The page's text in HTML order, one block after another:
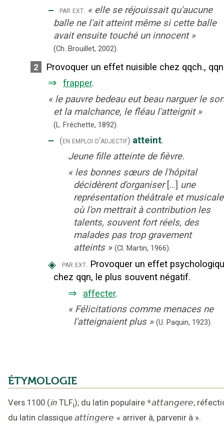
‒ par ext. « elle se réjouissait qu'aucune
balle ne l'ait atteint même si cette balle
avait ensuite touché un innocent »
(Ch. Brouillet, 2002).
2 Provoquer un effet nuisible chez qqch.,
⇒ frapper.
« le pauvre bedeau eut beau narguer le
et la malchance, le fléau l'atteignit »
(L. Fréchette, 1892).
‒ (en emploi d’adjectif) atteint.
Jeune fille atteinte de fièvre.
« les bonnes sœurs de l'hôpital
décidèrent d'organiser [...] une
représentation théâtrale et musicale
où l'on mettrait à contribution les
talents, souvent fort réels, des
malades pas trop gravement
atteints » (Cl. Martin, 1966).
◈ par ext. Provoquer un effet
chez qqn, le plus souvent négatif.
⇒ affecter.
« Félicitations comme menaces ne
l'atteignaient plus » (U. Paquin, 1923).
ÉTYMOLOGIE
Vers 1100 (in TLFi); du latin populaire *attangere;
du latin classique attingere « arriver à, parvenir à ».